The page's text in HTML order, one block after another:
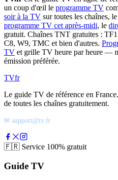
un coup d'œil le programme TV
soir à la TV sur toutes les chaînes, le
programme TV cet après-midi, le
gratuit. Chaînes TNT gratuites :
C8, W9, TMC et bien d'autres.
TV et grille TV heure par heure —
émission préférée.
TVfr
Le guide TV de référence en
de toutes les chaînes gratuitement.
✉ support@tv.fr
🇫🇷 Service 100% gratuit
Guide TV